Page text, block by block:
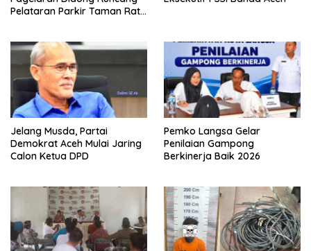
Pelataran Parkir Taman Ratu
Jelang Musda, Partai
Demokrat Aceh Mulai Jaring
Calon Ketua DPD
Pemko Langsa Gelar
Penilaian Gampong
Berkinerja Baik 2026